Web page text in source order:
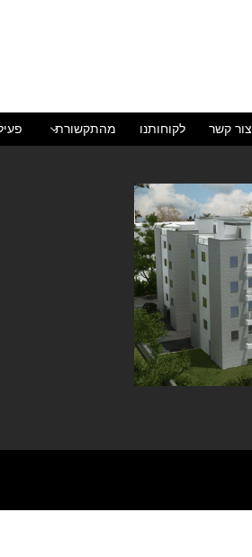
מהתקשורת לקוחותנו צור קשר